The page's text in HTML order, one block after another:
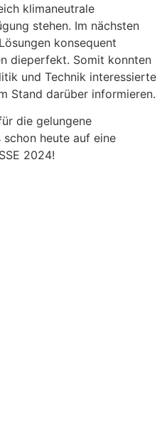
klimaneutrale
stehen. Im nächsten
konsequent
dieperfekt. Somit konnten
und Technik interessierte
Stand darüber informieren.
die gelungene
heute auf eine
2024!